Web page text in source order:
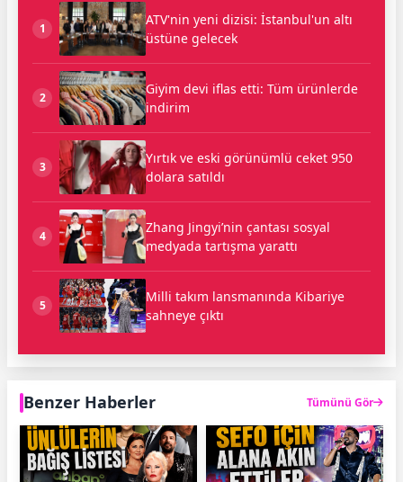
1
ATV'nin yeni dizisi: İstanbul'un altı
üstüne gelecek
2
Giyim devi iflas etti: Tüm ürünlerde
indirim
3
Yırtık ve eski görünümlü ceket 950
dolara satıldı
4
Zhang Jingyi’nin çantası sosyal
medyada tartışma yarattı
5
Milli takım lansmanında Kibariye
sahneye çıktı
Benzer Haberler Tümünü Gör